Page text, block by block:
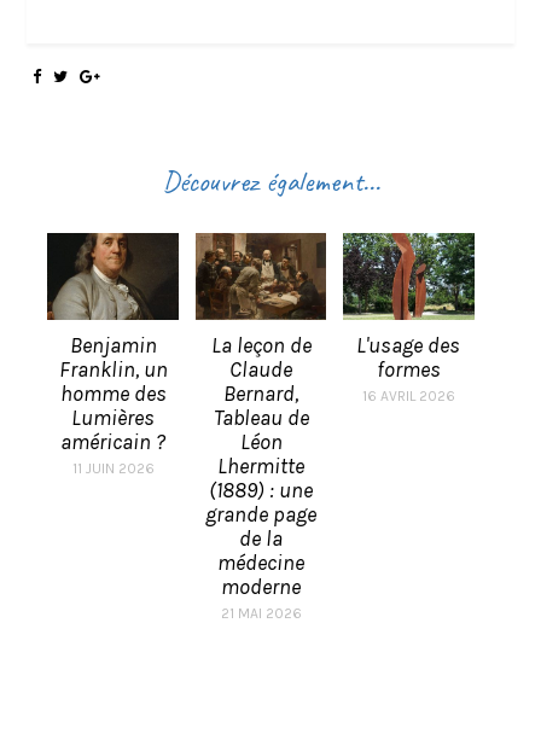
Découvrez également...
Benjamin
Franklin, un
homme des
Lumières
américain ?
11 JUIN 2026
La leçon de
Claude
Bernard,
Tableau de
Léon
Lhermitte
(1889) : une
grande page
de la
médecine
moderne
21 MAI 2026
L'usage des
formes
16 AVRIL 2026